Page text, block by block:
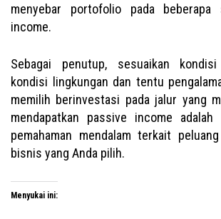
menyebar portofolio pada beberapa
income.
Sebagai penutup, sesuaikan
kondisi lingkungan dan tentu
memilih berinvestasi pada jalur yang
mendapatkan passive income adalah
pemahaman mendalam terkait
bisnis yang Anda pilih.
Menyukai ini: